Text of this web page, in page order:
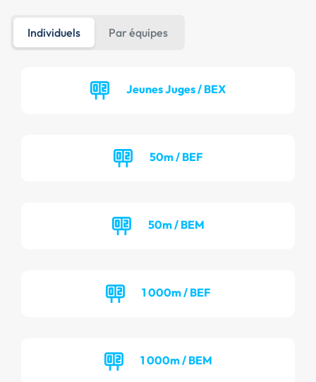
Individuels Par équipes
Jeunes Juges / BEX
50m / BEF
50m / BEM
1 000m / BEF
1 000m / BEM